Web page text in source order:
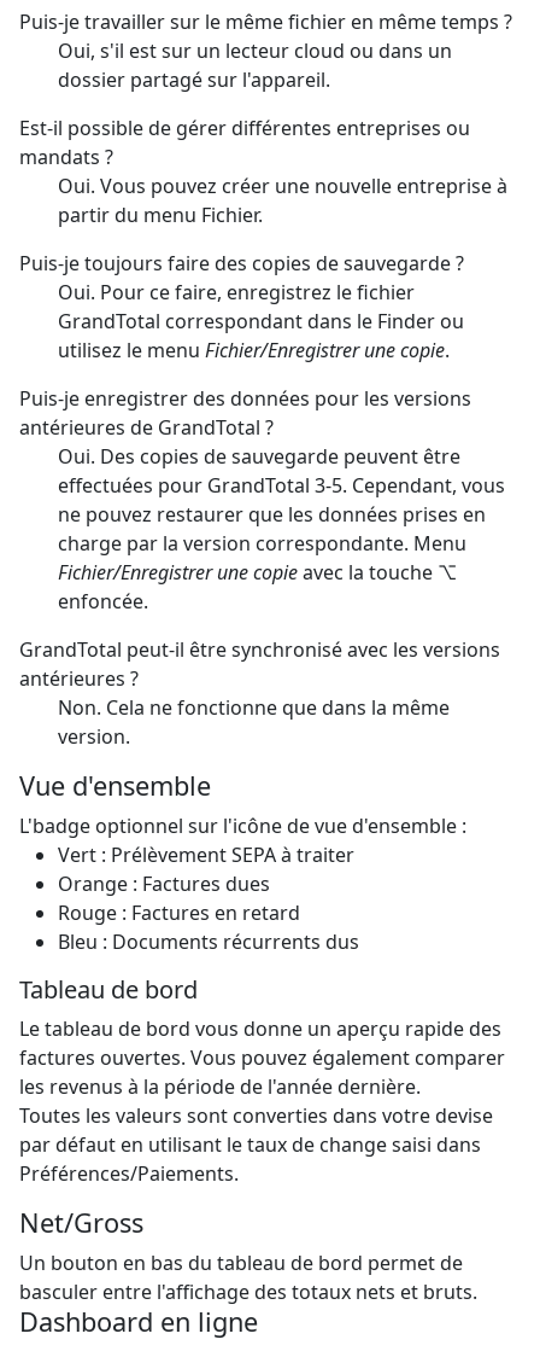
Puis-je travailler sur le même fichier en même temps ?
Oui, s'il est sur un lecteur cloud ou dans un
dossier partagé sur l'appareil.
Est-il possible de gérer différentes entreprises ou
mandats ?
Oui. Vous pouvez créer une nouvelle entreprise à
partir du menu Fichier.
Puis-je toujours faire des copies de sauvegarde ?
Oui. Pour ce faire, enregistrez le fichier
GrandTotal correspondant dans le Finder ou
utilisez le menu Fichier/Enregistrer une copie.
Puis-je enregistrer des données pour les versions
antérieures de GrandTotal ?
Oui. Des copies de sauvegarde peuvent être
effectuées pour GrandTotal 3-5. Cependant, vous
ne pouvez restaurer que les données prises en
charge par la version correspondante. Menu
Fichier/Enregistrer une copieavec la touche ⌥
enfoncée.
GrandTotal peut-il être synchronisé avec les versions
antérieures ?
Non. Cela ne fonctionne que dans la même
version.
Vue d'ensemble
L'badge optionnel sur l'icône de vue d'ensemble :
Vert : Prélèvement SEPA à traiter
Orange : Factures dues
Rouge : Factures en retard
Bleu : Documents récurrents dus
Tableau de bord
Le tableau de bord vous donne un aperçu rapide des
factures ouvertes. Vous pouvez également comparer
les revenus à la période de l'année dernière.
Toutes les valeurs sont converties dans votre devise
par défaut en utilisant le taux de change saisi dans
Préférences/Paiements.
Net/Gross
Un bouton en bas du tableau de bord permet de
basculer entre l'affichage des totaux nets et bruts.
Dashboard en ligne